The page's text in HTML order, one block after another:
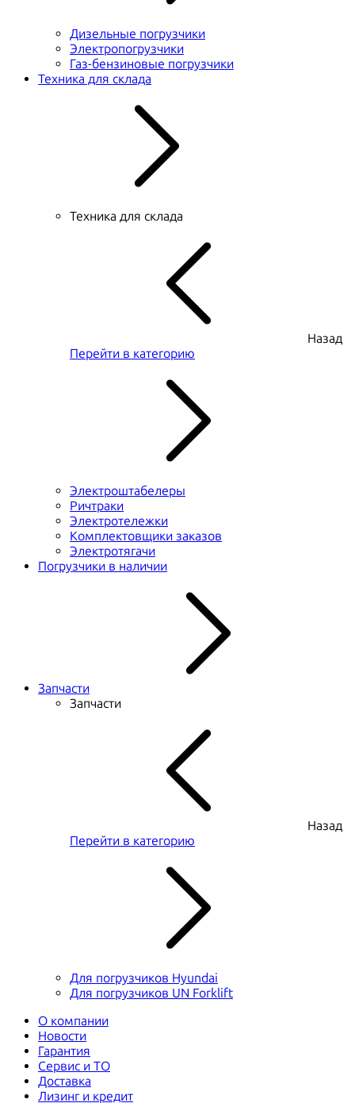
Дизельные погрузчики
Электропогрузчики
Газ-бензиновые погрузчики
Техника для склада
Техника для склада
Назад
Перейти в категорию
Электроштабелеры
Ричтраки
Электротележки
Комплектовщики заказов
Электротягачи
Погрузчики в наличии
Запчасти
Запчасти
Назад
Перейти в категорию
Для погрузчиков Hyundai
Для погрузчиков UN Forklift
О компании
Новости
Гарантия
Сервис и ТО
Доставка
Лизинг и кредит